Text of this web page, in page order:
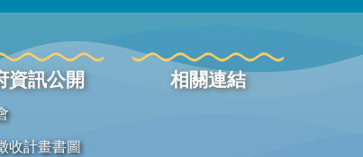
資訊公開
收計畫書圖
相關連結